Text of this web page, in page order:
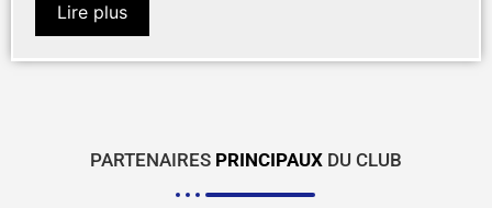
Lire plus
PARTENAIRES PRINCIPAUX DU CLUB